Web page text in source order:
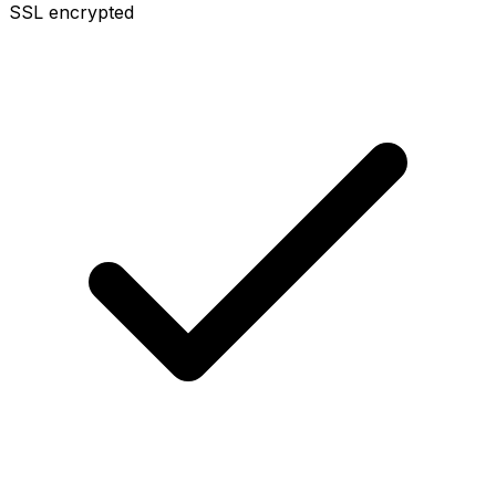
SSL encrypted